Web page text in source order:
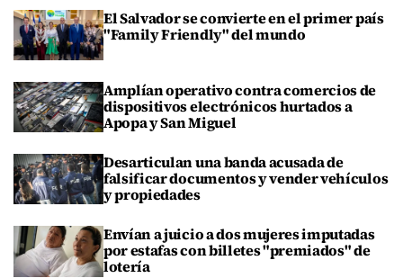
El Salvador se convierte en el primer país
"Family Friendly" del mundo
Amplían operativo contra comercios de
dispositivos electrónicos hurtados a
Apopa y San Miguel
Desarticulan una banda acusada de
falsificar documentos y vender vehículos
y propiedades
Envían a juicio a dos mujeres imputadas
por estafas con billetes "premiados" de
lotería